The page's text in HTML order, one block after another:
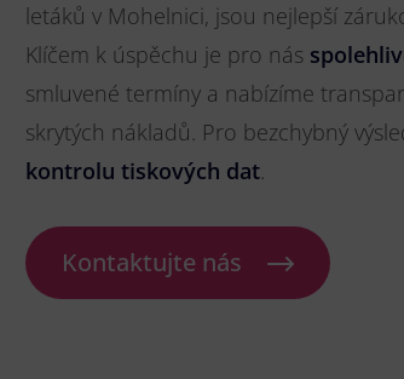
letáků v Mohelnici, jsou nejlepší
Klíčem k úspěchu je pro nás
smluvené termíny a nabízíme
skrytých nákladů. Pro bezchybný
kontrolu tiskových dat.
Kontaktujte nás